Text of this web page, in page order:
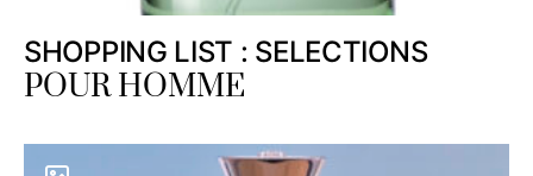
SHOPPING LIST : SELECTIONS
POUR HOMME